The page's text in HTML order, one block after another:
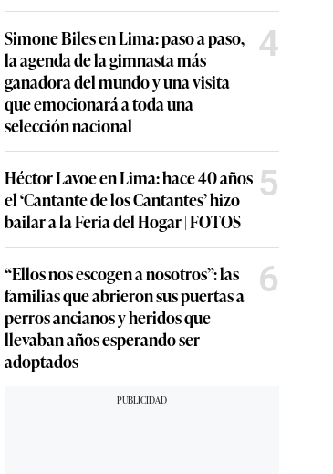
Simone Biles en Lima: paso a paso,
la agenda de la gimnasta más
ganadora del mundo y una visita
que emocionará a toda una
selección nacional
4
Héctor Lavoe en Lima: hace 40 años
el ‘Cantante de los Cantantes’ hizo
bailar a la Feria del Hogar | FOTOS
5
“Ellos nos escogen a nosotros”: las
familias que abrieron sus puertas a
perros ancianos y heridos que
llevaban años esperando ser
adoptados
6